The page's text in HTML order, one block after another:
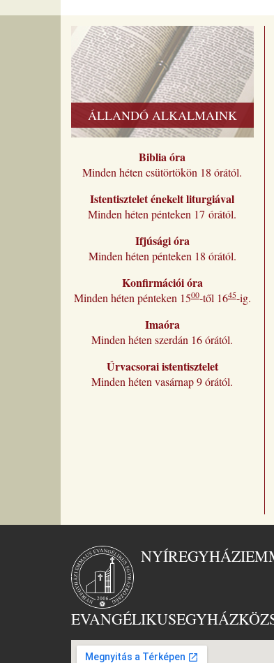
ÁLLANDÓ ALKALMAINK
Biblia óra
Minden héten csütörtökön 18 órától.
Istentisztelet énekelt liturgiával
Minden héten pénteken 17 órától.
Ifjúsági óra
Minden héten pénteken 18 órától.
Konfirmációi óra
Minden héten pénteken 1500-től 1645-ig.
Imaóra
Minden héten szerdán 16 órától.
Úrvacsorai istentisztelet
Minden héten vasárnap 9 órától.
NYÍREGYHÁZI
EVANGÉLIKUS